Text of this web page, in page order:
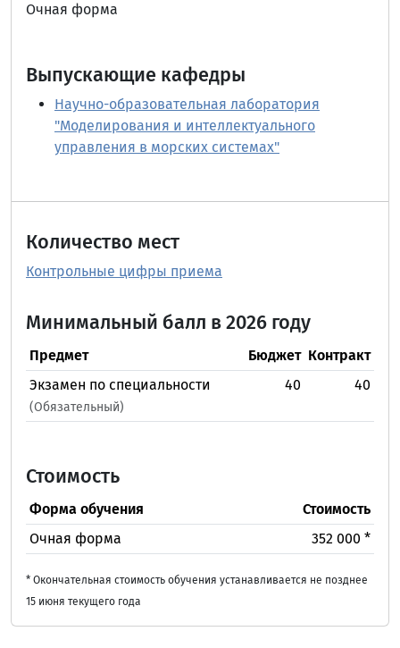
Очная форма
Выпускающие кафедры
Научно-образовательная лаборатория
"Моделирования и интеллектуального
управления в морских системах"
Количество мест
Контрольные цифры приема
Минимальный балл в 2026 году
Предмет Бюджет Контракт
Экзамен по специальности
(Обязательный)
40 40
Стоимость
Форма обучения
Стоимость
Очная форма
352 000 *
* Окончательная стоимость обучения устанавливается не позднее
15 июня текущего года